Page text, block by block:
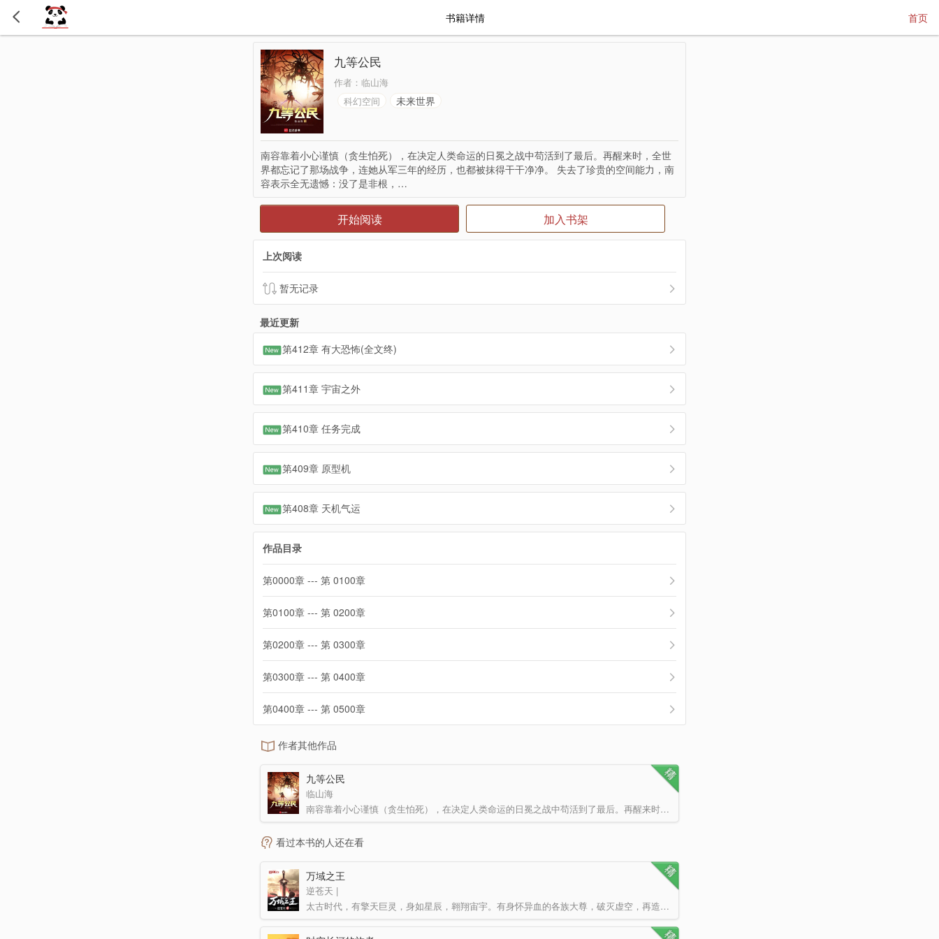
书籍详情 首页
九等公民
作者： 临山海
科幻空间
未来世界
南容靠着小心谨慎（贪生怕死），在决定人类命运的日冕之战中苟活到了最后。再醒来时，全世
界都忘记了那场战争，连她从军三年的经历，也都被抹得干干净净。 失去了珍贵的空间能力，南
容表示全无遗憾：没了是非根，…
开始阅读 加入书架
上次阅读
暂无记录
最近更新
第412章 有大恐怖(全文终)
第411章 宇宙之外
第410章 任务完成
第409章 原型机
第408章 天机气运
作品目录
第0000章 --- 第 0100章
第0100章 --- 第 0200章
第0200章 --- 第 0300章
第0300章 --- 第 0400章
第0400章 --- 第 0500章
作者其他作品
九等公民
临山海
南容靠着小心谨慎（贪生怕死），在决定人类命运的日冕之战中苟活到了最后。再醒来时，全世界都忘记了那场战…
看过本书的人还在看
万域之王
逆苍天 |
太古时代，有擎天巨灵，身如星辰，翱翔宙宇。有身怀异血的各族大尊，破灭虚空，再造天地，有古炼气士，远渡…